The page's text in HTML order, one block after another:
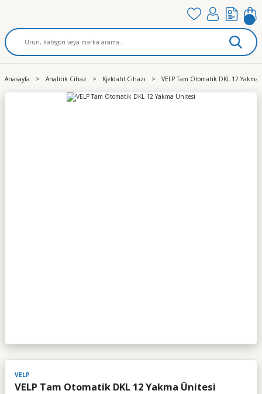
Anasayfa Analitik Cihaz Kjeldahl Cihazı VELP Tam Otomatik DKL 12 Yakma
VELP
VELP Tam Otomatik DKL 12 Yakma Ünitesi